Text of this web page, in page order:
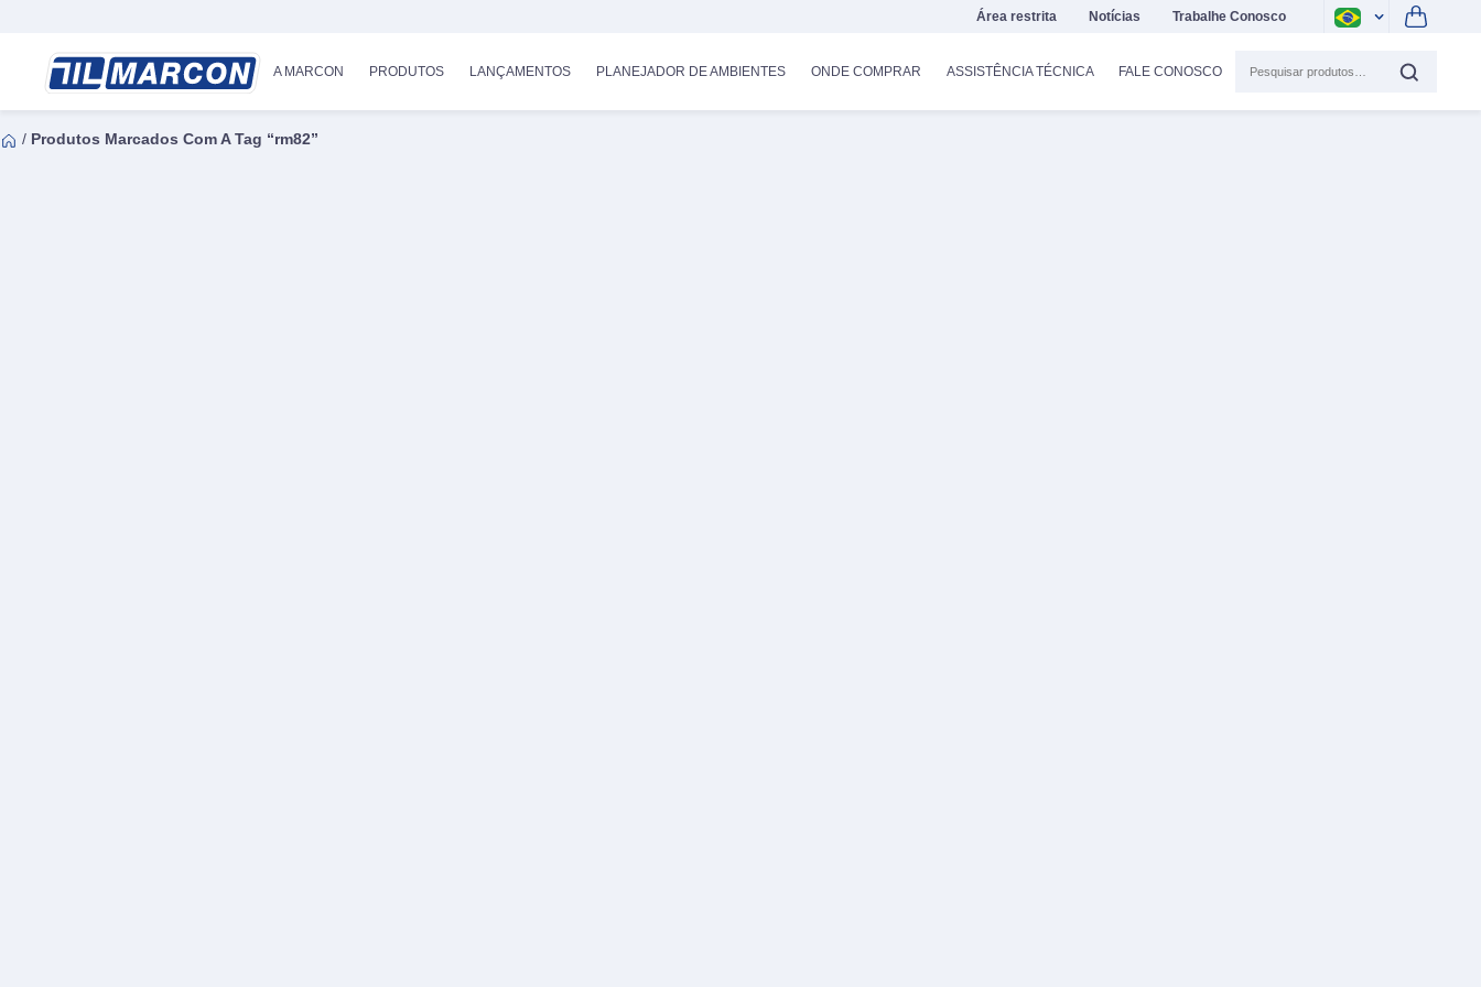
Área restrita Notícias Trabalhe Conosco
A MARCON PRODUTOS LANÇAMENTOS PLANEJADOR DE AMBIENTES ONDE COMPRAR ASSISTÊNCIA TÉCNICA FALE CONOSCO
/ Produtos Marcados Com A Tag “rm82”